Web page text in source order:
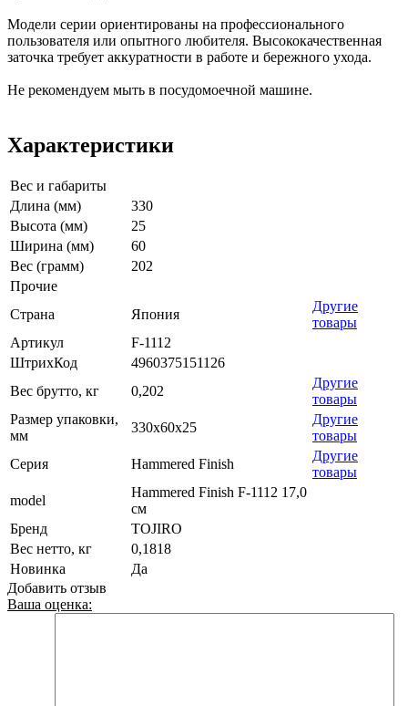
Модели серии ориентированы на профессионального
пользователя или опытного любителя. Высококачественная
заточка требует аккуратности в работе и бережного ухода.
Не рекомендуем мыть в посудомоечной машине.
Характеристики
Вес и габариты
Длина (мм)
330
Высота (мм)
25
Ширина (мм)
60
Вес (грамм)
202
Прочие
Страна
Япония
Другие
товары
Артикул
F-1112
ШтрихКод
4960375151126
Вес брутто, кг
0,202
Другие
товары
Размер упаковки,
мм
330x60x25
Другие
товары
Серия
Hammered Finish
Другие
товары
model
Hammered Finish F-1112 17,0
см
Бренд
TOJIRO
Вес нетто, кг
0,1818
Новинка
Да
Добавить отзыв
Ваша оценка: